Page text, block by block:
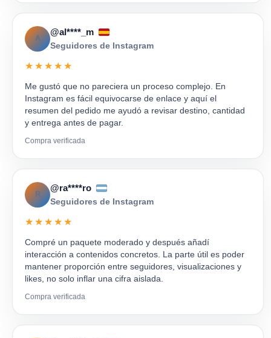
A
@al****_m
Seguidores de Instagram
★★★★★
Me gustó que no pareciera un proceso complejo. En
Instagram es fácil equivocarse de enlace y aquí el
resumen del pedido me ayudó a revisar destino, cantidad
y entrega antes de pagar.
Compra verificada
R
@ra****ro
Seguidores de Instagram
★★★★★
Compré un paquete moderado y después añadí
interacción a contenidos concretos. La parte útil es poder
mantener proporción entre seguidores, visualizaciones y
likes, no solo inflar una cifra aislada.
Compra verificada